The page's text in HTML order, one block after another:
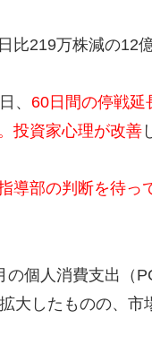
比219万株減の12
、 60日間の停戦延
投資家心理が改善
導部の判断を待っ
個人消費支出（
大したものの、市